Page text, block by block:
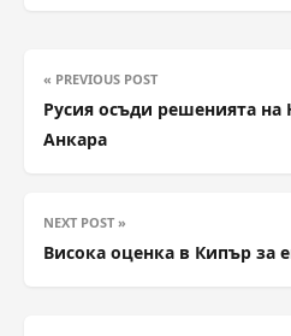
« PREVIOUS POST
Русия осъди решенията на
Анкара
NEXT POST »
Висока оценка в Кипър за